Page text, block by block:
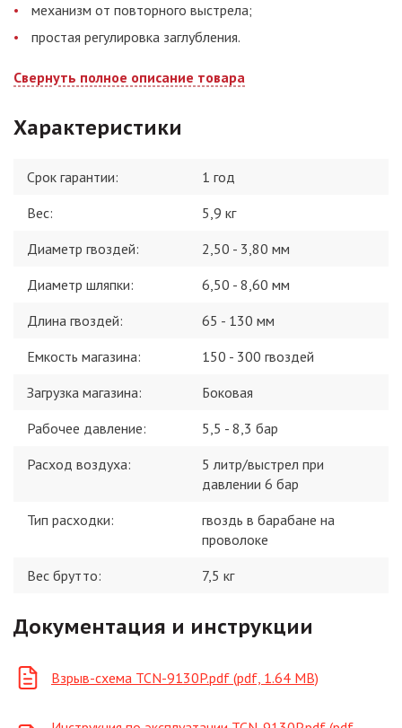
механизм от повторного выстрела;
простая регулировка заглубления.
Свернуть полное описание товара
Характеристики
Срок гарантии:
1 год
Вес:
5,9 кг
Диаметр гвоздей:
2,50 - 3,80 мм
Диаметр шляпки:
6,50 - 8,60 мм
Длина гвоздей:
65 - 130 мм
Емкость магазина:
150 - 300 гвоздей
Загрузка магазина:
Боковая
Рабочее давление:
5,5 - 8,3 бар
Расход воздуха:
5 литр/выстрел при
давлении 6 бар
Тип расходки:
гвоздь в барабане на
проволоке
Вес брутто:
7,5 кг
Документация и инструкции
Взрыв-схема TCN-9130P.pdf (pdf, 1.64 MB)